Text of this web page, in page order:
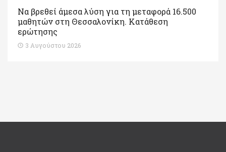
Να βρεθεί άμεσα λύση για τη μεταφορά 16.500
μαθητών στη Θεσσαλονίκη. Κατάθεση
ερώτησης
3 Αυγούστου 2026